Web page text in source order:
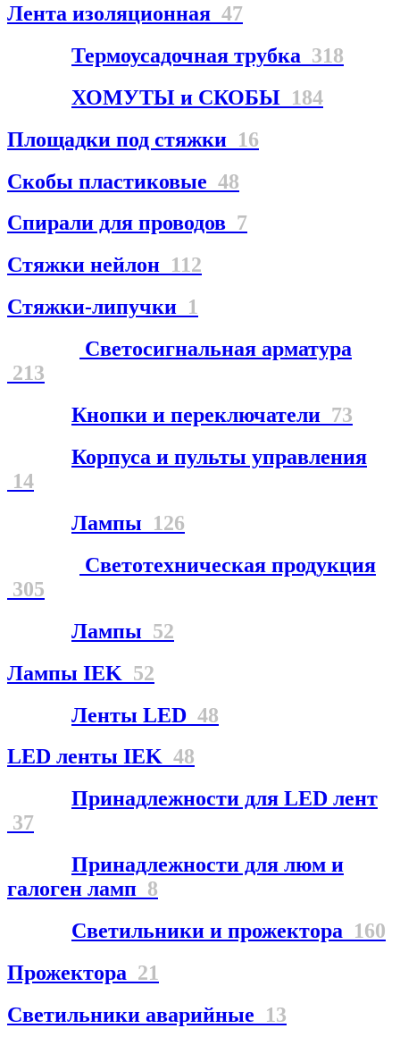
Лента изоляционная 47
Термоусадочная трубка 318
ХОМУТЫ и СКОБЫ 184
Площадки под стяжки 16
Скобы пластиковые 48
Спирали для проводов 7
Стяжки нейлон 112
Стяжки-липучки 1
Светосигнальная арматура
213
Кнопки и переключатели 73
Корпуса и пульты управления
14
Лампы 126
Светотехническая продукция
305
Лампы 52
Лампы IEK 52
Ленты LED 48
LED ленты IEK 48
Принадлежности для LED лент
37
Принадлежности для люм и
галоген ламп 8
Светильники и прожектора 160
Прожектора 21
Светильники аварийные 13